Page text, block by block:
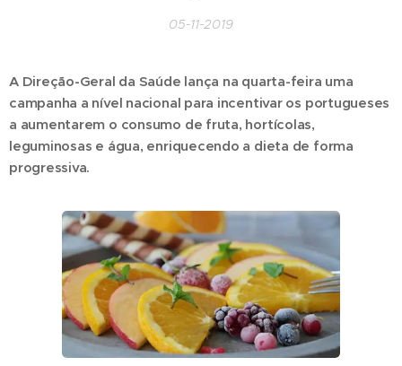
05-11-2019
A Direção-Geral da Saúde lança na quarta-feira uma
campanha a nível nacional para incentivar os portugueses
a aumentarem o consumo de fruta, hortícolas,
leguminosas e água, enriquecendo a dieta de forma
progressiva.